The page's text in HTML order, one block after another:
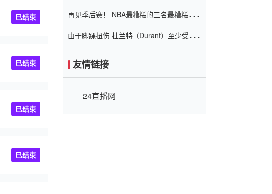
已结束
已结束
已结束
已结束
再见季后赛！ NBA最糟糕的三名最糟糕的
由于脚踝扭伤 杜兰特（Durant）至少受伤
友情链接
24直播网